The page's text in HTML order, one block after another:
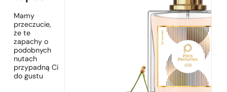
Mamy
przeczucie,
że te
zapachy o
podobnych
nutach
przypadną Ci
do gustu